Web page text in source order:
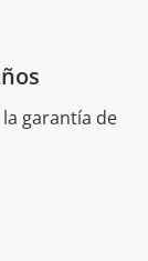
garantía de